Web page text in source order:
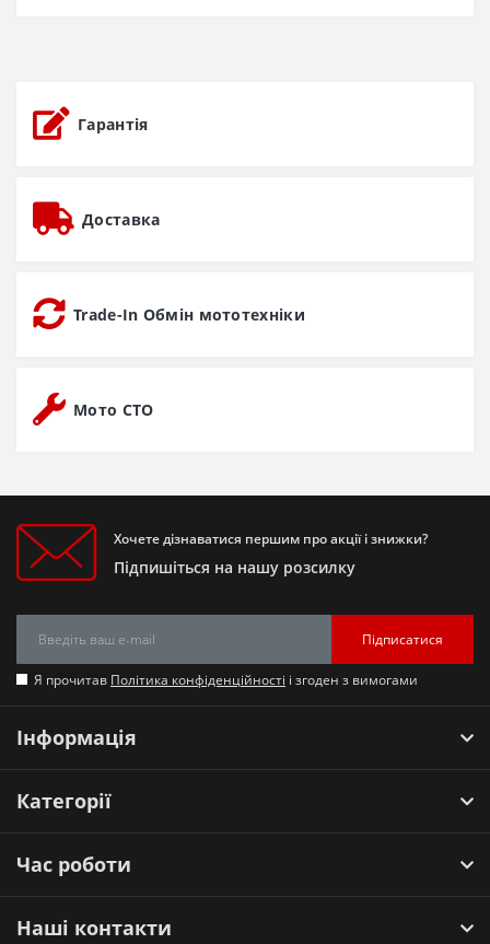
Гарантія
Доставка
Trade-In Обмін мототехніки
Мото СТО
Хочете дізнаватися першим про акції і знижки?
Підпишіться на нашу розсилку
Підписатися
Я прочитав Політика конфіденційності і згоден з вимогами
Інформація
Категорії
Час роботи
Наші контакти